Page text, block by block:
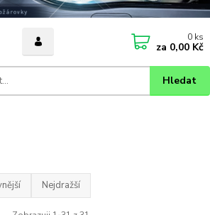
Hledat
0 ks
za 0,00 Kč
Nejdražší